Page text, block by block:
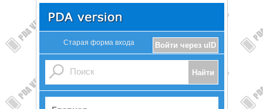
Войти через uID
Старая форма входа